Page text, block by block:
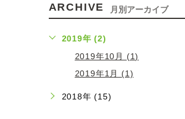
ARCHIVE 月別アーカイブ
2019年 (2)
2019年10月 (1)
2019年1月 (1)
2018年 (15)